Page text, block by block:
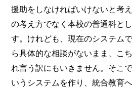
援助をしなければいけないと考
の考え方でなく本校の普通科と
す。けれども、現在のシステム
ら具体的な相談がないまま、こ
れ言う訳にもいきません。そこ
いうシステムを作り、統合教育